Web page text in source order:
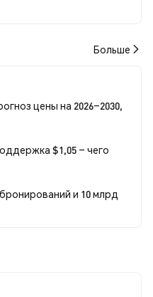
Больше
цены на 2026–2030,
$1,05 – чего
и 10 млрд